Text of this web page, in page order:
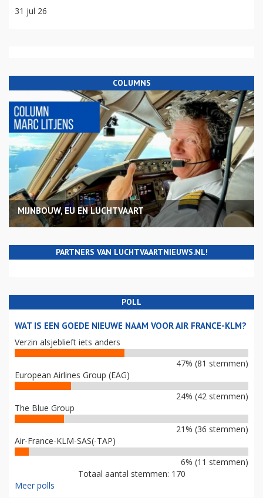
31 jul 26
COLUMNS
MIJNBOUW, EU EN LUCHTVAART
PARTNERS VAN LUCHTVAARTNIEUWS.NL!
POLL
WAT IS EEN GOEDE NIEUWE NAAM VOOR AIR FRANCE-KLM?
Verzin alsjeblieft iets anders
47% (81 stemmen)
European Airlines Group (EAG)
24% (42 stemmen)
The Blue Group
21% (36 stemmen)
Air-France-KLM-SAS(-TAP)
6% (11 stemmen)
Totaal aantal stemmen: 170
Meer polls